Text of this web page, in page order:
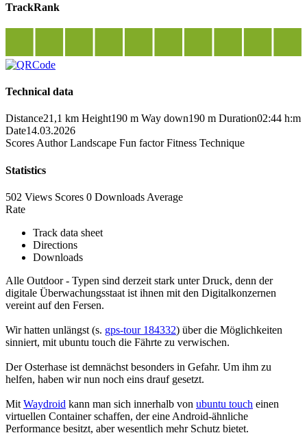
TrackRank
Technical data
Distance21,1 km Height190 m Way down190 m Duration02:44 h:m
Date14.03.2026
Scores Author Landscape Fun factor Fitness Technique
Statistics
502 Views Scores 0 Downloads Average
Rate
Track data sheet
Directions
Downloads
Alle Outdoor - Typen sind derzeit stark unter Druck, denn der
digitale Überwachungsstaat ist ihnen mit den Digitalkonzernen
vereint auf den Fersen.
Wir hatten unlängst (s. gps-tour 184332) über die Möglichkeiten
sinniert, mit ubuntu touch die Fährte zu verwischen.
Der Osterhase ist demnächst besonders in Gefahr. Um ihm zu
helfen, haben wir nun noch eins drauf gesetzt.
Mit Waydroid kann man sich innerhalb von ubuntu touch einen
virtuellen Container schaffen, der eine Android-ähnliche
Performance besitzt, aber wesentlich mehr Schutz bietet.